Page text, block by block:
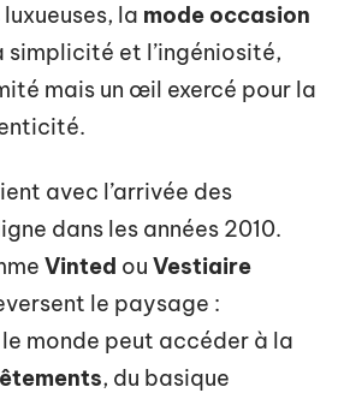
la mode occasion
simplicité et l’ingéniosité,
mais un œil exercé pour la
avec l’arrivée des
dans les années 2010.
Vinted ou Vestiaire
le paysage :
monde peut accéder à la
, du basique